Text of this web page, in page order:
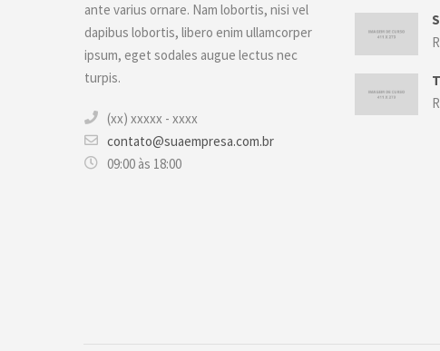
ante varius ornare. Nam lobortis, nisi vel
dapibus lobortis, libero enim ullamcorper
ipsum, eget sodales augue lectus nec
turpis.
(xx) xxxxx - xxxx
contato@suaempresa.com.br
09:00 às 18:00